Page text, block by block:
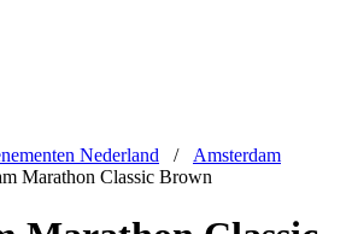
Nederland / Amsterdam
Marathon Classic Brown